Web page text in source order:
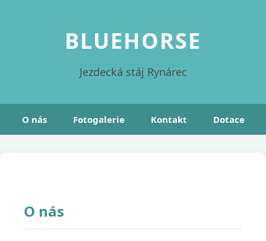
BLUEHORSE
Jezdecká stáj Rynárec
O nás Fotogalerie Kontakt Dotace
O nás